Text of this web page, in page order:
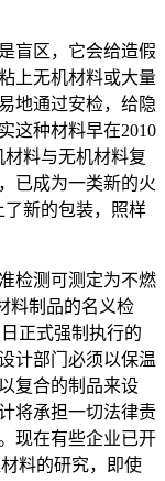
盲区，它会给造假
上无机材料或大量
地通过安检，给隐
这种材料早在2010
料与无机材料复
已成为一类新的火
了新的包装，照样
检测可测定为不燃
料制品的名义检
正式强制执行的
计部门必须以保温
复合的制品来设
将承担一切法律责
现在有些企业已开
料的研究，即使